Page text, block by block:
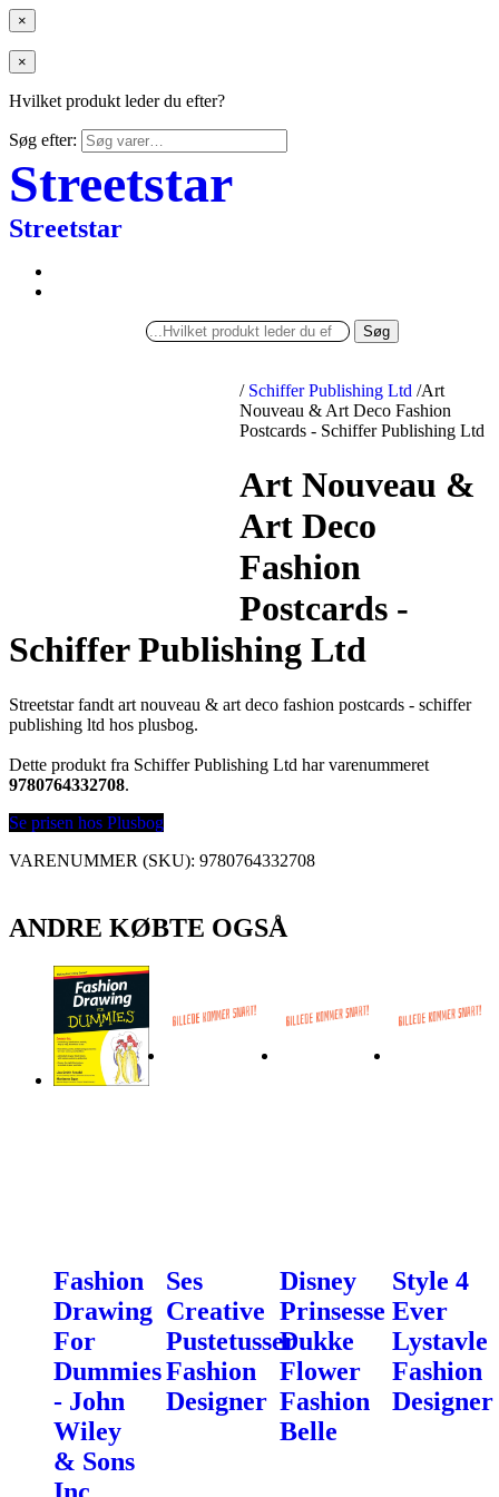
×
×
Hvilket produkt leder du efter?
Søg efter:
Streetstar
Streetstar
Søg
/ Schiffer Publishing Ltd /Art
Nouveau & Art Deco Fashion
Postcards - Schiffer Publishing Ltd
Art Nouveau &
Art Deco
Fashion
Postcards -
Schiffer Publishing Ltd
Streetstar fandt art nouveau & art deco fashion postcards - schiffer
publishing ltd hos plusbog.
Dette produkt fra Schiffer Publishing Ltd har varenummeret
9780764332708.
Se prisen hos Plusbog
VARENUMMER (SKU): 9780764332708
ANDRE KØBTE OGSÅ
Fashion
Drawing
For
Dummies
- John
Wiley
& Sons
Inc
Ses
Creative
Pustetusser
Fashion
Designer
Disney
Prinsesse
Dukke
Flower
Fashion
Belle
Style 4
Ever
Lystavle
Fashion
Designer